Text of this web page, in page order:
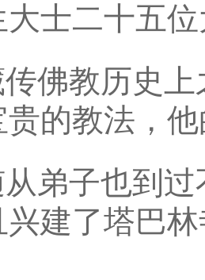
士二十五
佛教历史
的教法，
弟子也到
建了塔巴